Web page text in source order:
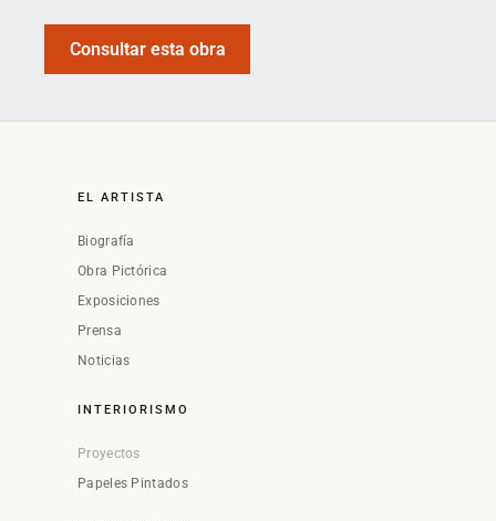
Consultar esta obra
EL ARTISTA
Biografía
Obra Pictórica
Exposiciones
Prensa
Noticias
INTERIORISMO
Proyectos
Papeles Pintados